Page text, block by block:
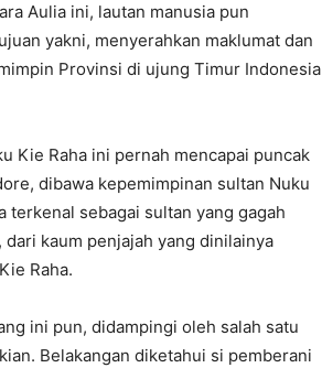
Aulia ini, lautan manusia pun
yakni, menyerahkan maklumat dan
Provinsi di ujung Timur Indonesia
Kie Raha ini pernah mencapai puncak
dibawa kepemimpinan sultan Nuku
terkenal sebagai sultan yang gagah
kaum penjajah yang dinilainya
Raha.
ini pun, didampingi oleh salah satu
Belakangan diketahui si pemberani